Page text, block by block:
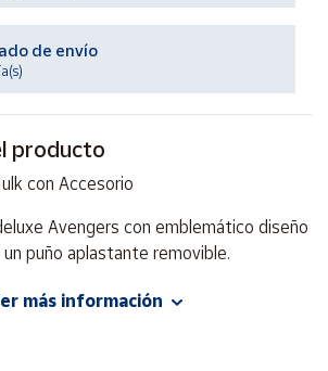
de envío
producto
con Accesorio
Avengers con emblemático diseño
puño aplastante removible.
+4 años
más información